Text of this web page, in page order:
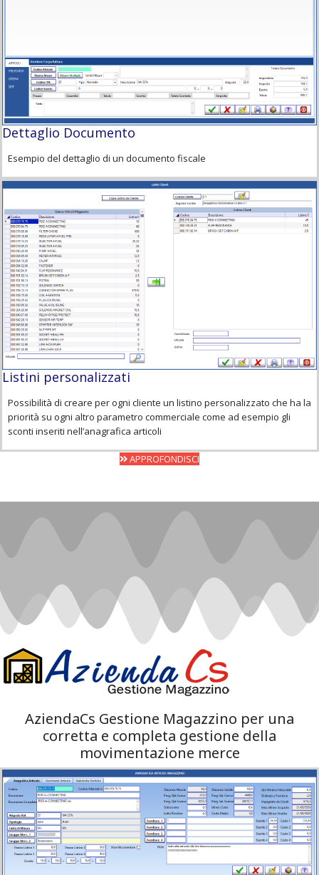
Dettaglio Documento
Esempio del dettaglio di un documento fiscale
Listini personalizzati
Possibilità di creare per ogni cliente un listino personalizzato che ha la
priorità su ogni altro parametro commerciale come ad esempio gli
sconti inseriti nell’anagrafica articoli
APPROFONDISCI
AziendaCs Gestione Magazzino per una
corretta e completa gestione della
movimentazione merce